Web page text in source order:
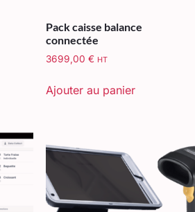
Pack caisse balance
connectée
3699,00 € HT
Ajouter au panier